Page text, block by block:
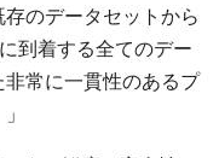
のデータセットから
到着する全てのデー
常に一貫性のあるプ